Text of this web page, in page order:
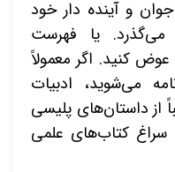
و آینده دار خود
یا فهرست
کنید. اگر معمولاً
می‌شوید، ادبیات
از داستان‌های پلیسی
کتاب‌های علمی